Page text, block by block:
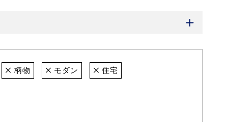
柄物 モダン 住宅